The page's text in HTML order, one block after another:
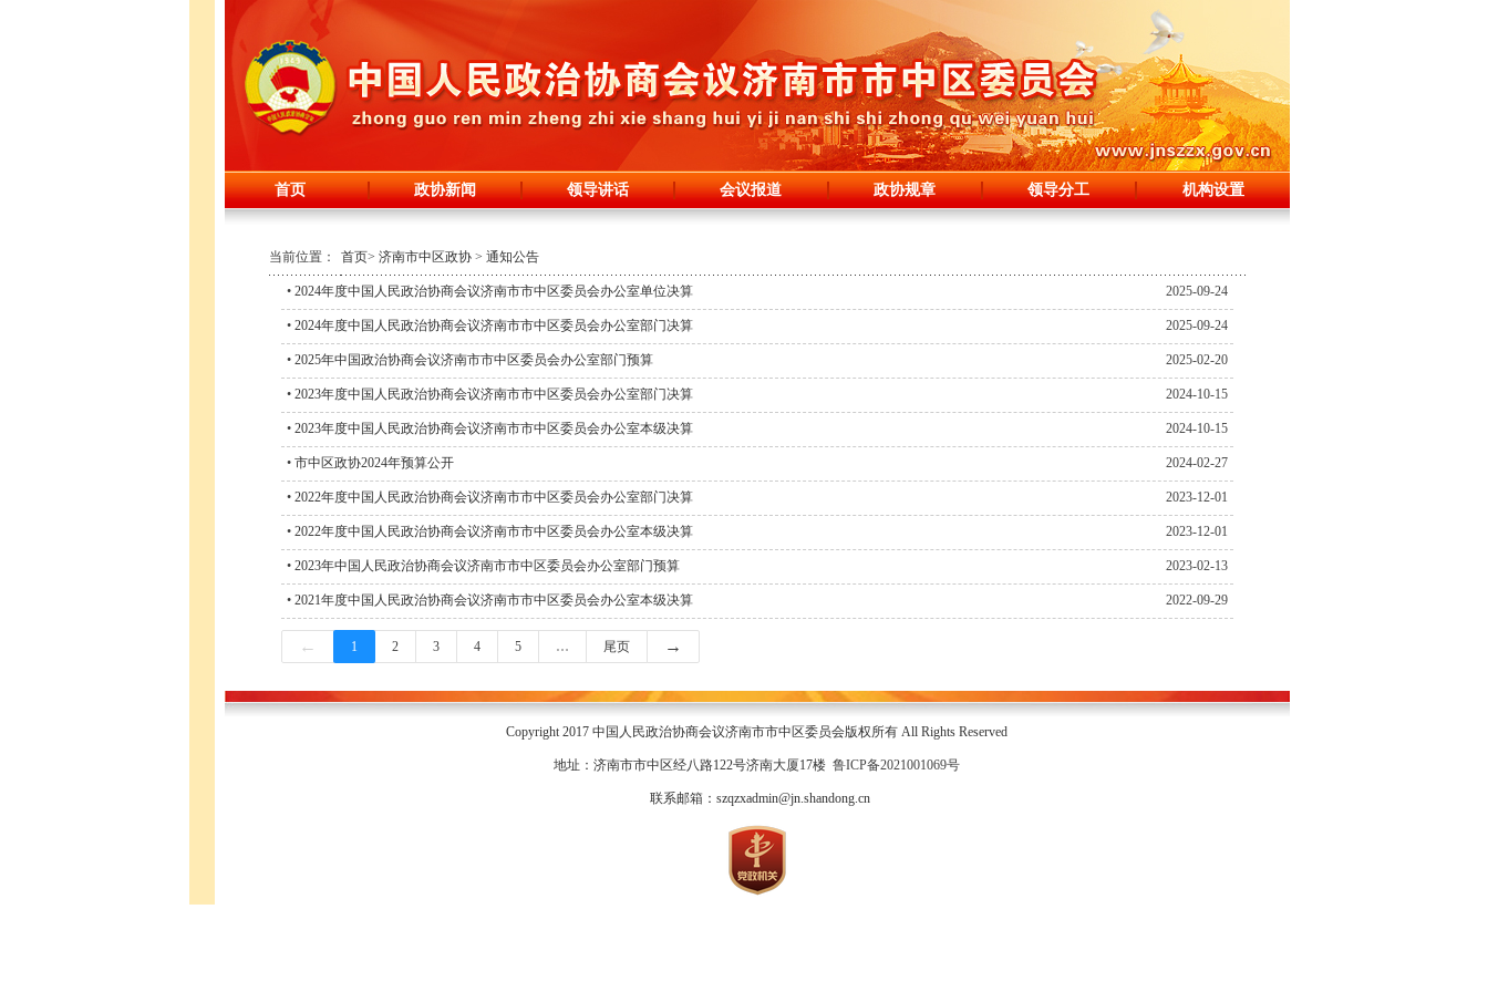
首页 政协新闻 领导讲话 会议报道 政协规章 领导分工 机构设置
当前位置： 首页> 济南市中区政协 > 通知公告
• 2024年度中国人民政治协商会议济南市市中区委员会办公室单位决算 2025-09-24
• 2024年度中国人民政治协商会议济南市市中区委员会办公室部门决算 2025-09-24
• 2025年中国政治协商会议济南市市中区委员会办公室部门预算 2025-02-20
• 2023年度中国人民政治协商会议济南市市中区委员会办公室部门决算 2024-10-15
• 2023年度中国人民政治协商会议济南市市中区委员会办公室本级决算 2024-10-15
• 市中区政协2024年预算公开 2024-02-27
• 2022年度中国人民政治协商会议济南市市中区委员会办公室部门决算 2023-12-01
• 2022年度中国人民政治协商会议济南市市中区委员会办公室本级决算 2023-12-01
• 2023年中国人民政治协商会议济南市市中区委员会办公室部门预算 2023-02-13
• 2021年度中国人民政治协商会议济南市市中区委员会办公室本级决算 2022-09-29
← 1 2 3 4 5 … 尾页 →
Copyright 2017 中国人民政治协商会议济南市市中区委员会版权所有 All Rights Reserved
地址：济南市市中区经八路122号济南大厦17楼 鲁ICP备2021001069号
联系邮箱：szqzxadmin@jn.shandong.cn